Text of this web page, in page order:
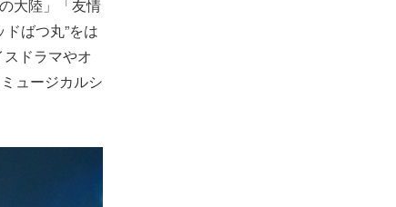
大陸」「友情
ばつ丸”をは
ドラマやオ
ュージカルシ